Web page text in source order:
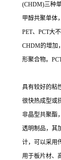
(CHDM)三种
甲醇共聚单体
PET、PCT大
CHDM的增加
形聚合物。
具有较好的粘
很快热成型或
非晶型共聚酯
透明制品，其
计，可以采用
用于板片材、